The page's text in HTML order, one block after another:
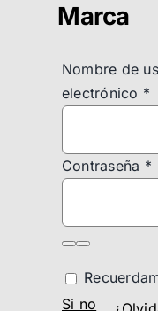
Marca
Nombre de
electrónico *
Contraseña *
Si no